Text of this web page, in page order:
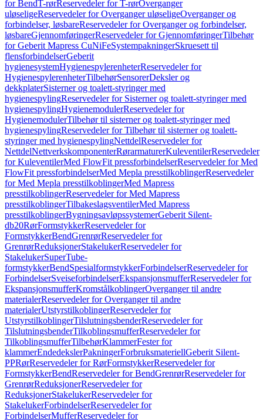
for BendT-rørReservedeler for T-rørOverganger
uløseligeReservedeler for Overganger uløseligeOverganger og
forbindelser, løsbareReservedeler for Overganger og forbindelser,
løsbareGjennomføringerReservedeler for GjennomføringerTilbehør
for Geberit Mapress CuNiFeSystempakningerSkruesett til
flensforbindelserGeberit
hygienesystemHygienespylerenheterReservedeler for
HygienespylerenheterTilbehørSensorerDeksler og
dekkplaterSisterner og toalett-styringer med
hygienespylingReservedeler for Sisterner og toalett-styringer med
hygienespylingHygienemodulerReservedeler for
HygienemodulerTilbehør til sisterner og toalett-styringer med
hygienespylingReservedeler for Tilbehør til sisterner og toalett-
styringer med hygienespylingNettdelReservedeler for
NettdelNettverkskomponenterRørarmaturerKuleventilerReservedeler
for KuleventilerMed FlowFit pressforbindelserReservedeler for Med
FlowFit pressforbindelserMed Mepla presstilkoblingerReservedeler
for Med Mepla presstilkoblingerMed Mapress
presstilkoblingerReservedeler for Med Mapress
presstilkoblingerTilbakeslagsventilerMed Mapress
presstilkoblingerBygningsavløpssystemerGeberit Silent-
db20RørFormstykkerReservedeler for
FormstykkerBendGrenrørReservedeler for
GrenrørReduksjonerStakelukerReservedeler for
StakelukerSuperTube-
formstykkerBendSpesialformstykkerForbindelserReservedeler for
ForbindelserSveiseforbindelserEkspansjonsmufferReservedeler for
EkspansjonsmufferKromstålkoblingerOverganger til andre
materialerReservedeler for Overganger til andre
materialerUtstyrstilkoblingerReservedeler for
UtstyrstilkoblingerTilslutningsbenderReservedeler for
TilslutningsbenderTilkoblingsmufferReservedeler for
TilkoblingsmufferTilbehørKlammerFester for
klammerEndedekslerPakningerForbruksmateriellGeberit Silent-
PPRørReservedeler for RørFormstykkerReservedeler for
FormstykkerBendReservedeler for BendGrenrørReservedeler for
GrenrørReduksjonerReservedeler for
ReduksjonerStakelukerReservedeler for
StakelukerForbindelserReservedeler for
ForbindelserMufferReservedeler for